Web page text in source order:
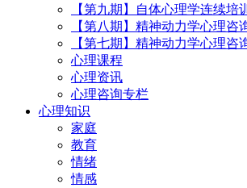
【第九期】自体心理学连续培
【第八期】精神动力学心理咨
【第七期】精神动力学心理咨
心理课程
心理资讯
心理咨询专栏
心理知识
家庭
教育
情绪
情感